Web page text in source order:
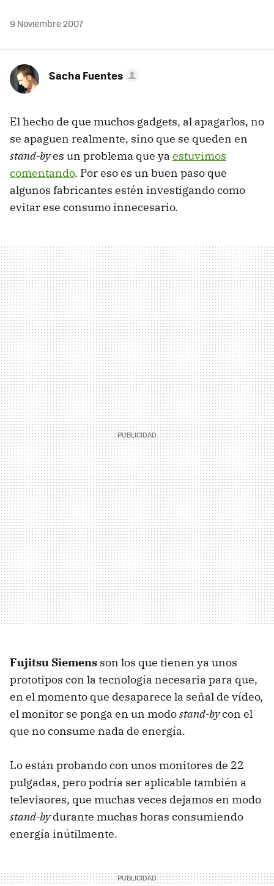
9 Noviembre 2007
Sacha Fuentes
El hecho de que muchos gadgets, al apagarlos, no
se apaguen realmente, sino que se queden en
stand-byes un problema que ya estuvimos
comentando. Por eso es un buen paso que
algunos fabricantes estén investigando como
evitar ese consumo innecesario.
Fujitsu Siemens son los que tienen ya unos
prototipos con la tecnología necesaria para que,
en el momento que desaparece la señal de vídeo,
el monitor se ponga en un modostand-bycon el
que no consume nada de energía.
Lo están probando con unos monitores de 22
pulgadas, pero podría ser aplicable también a
televisores, que muchas veces dejamos en modo
stand-bydurante muchas horas consumiendo
energía inútilmente.